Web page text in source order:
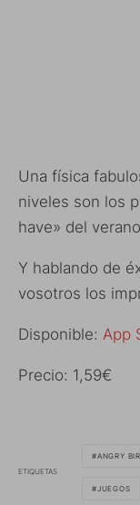
Una física
niveles son los
have» del
Y hablando de
vosotros los
Disponible: App
Precio: 1,59€
ETIQUETAS
ANGRY
JUEGOS